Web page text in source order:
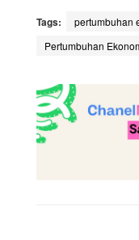
Tags:
pertumbuhan
Pertumbuhan